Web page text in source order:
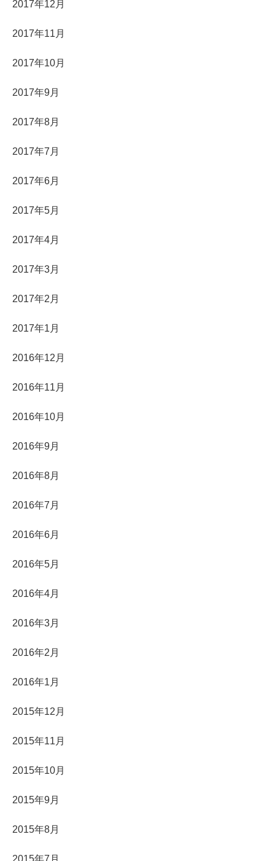
2017年12月
2017年11月
2017年10月
2017年9月
2017年8月
2017年7月
2017年6月
2017年5月
2017年4月
2017年3月
2017年2月
2017年1月
2016年12月
2016年11月
2016年10月
2016年9月
2016年8月
2016年7月
2016年6月
2016年5月
2016年4月
2016年3月
2016年2月
2016年1月
2015年12月
2015年11月
2015年10月
2015年9月
2015年8月